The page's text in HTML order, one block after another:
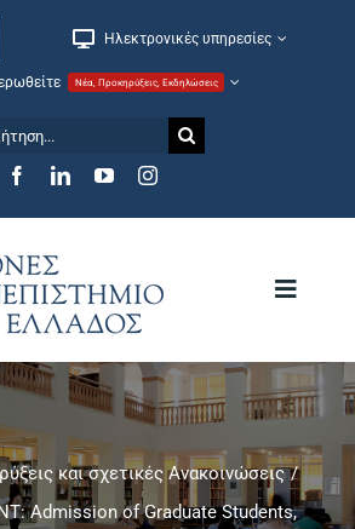
Ηλεκτρονικές υπηρεσίες
Νέα, Προκηρύξεις, Εκδηλώσεις
Toggle
και σχετικές Ανακοινώσεις
Admission of Graduate Students,